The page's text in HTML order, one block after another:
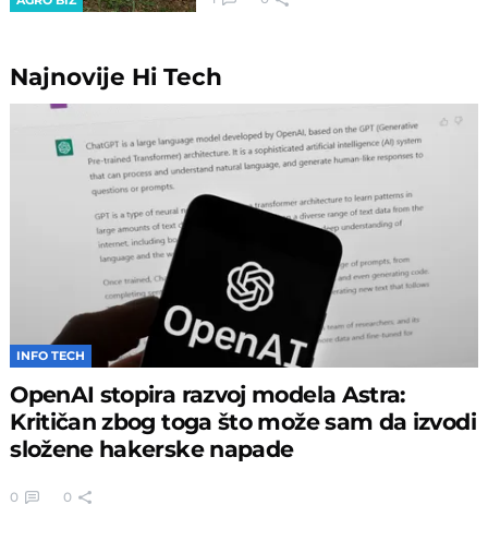
Najnovije Hi Tech
INFO TECH
OpenAI stopira razvoj modela Astra:
Kritičan zbog toga što može sam da izvodi
složene hakerske napade
0 0